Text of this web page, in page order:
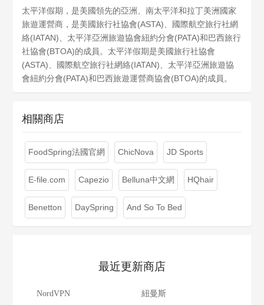
太平洋假期，是美國領先的亞洲、南太平洋和拉丁美洲國家
旅遊運營商，是美國旅行社協會(ASTA)、國際航空旅行社網
絡(IATAN)、太平洋亞洲旅遊協會紐約分會(PATA)和巴西旅行
社協會(BTOA)的成員。太平洋假期是美國旅行社協會
(ASTA)、國際航空旅行社網絡(IATAN)、太平洋亞洲旅遊協
會紐約分會(PATA)和巴西旅遊運營商協會(BTOA)的成員。
相關商店
FoodSpring法國官網 ChicNova JD Sports
E-file.com Capezio Belluna中文網 HQhair
Benetton DaySpring And So To Bed
最近更新商店
NordVPN 紐曼斯